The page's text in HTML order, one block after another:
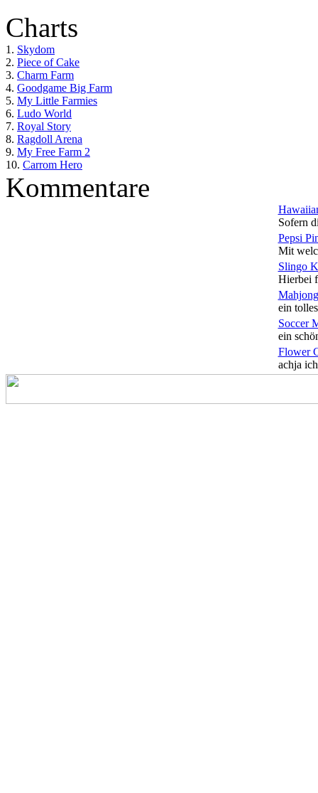
Charts
1. Skydom
2. Piece of Cake
3. Charm Farm
4. Goodgame Big Farm
5. My Little Farmies
6. Ludo World
7. Royal Story
8. Ragdoll Arena
9. My Free Farm 2
10. Carrom Hero
Kommentare
Sofern
Pepsi
Mit
Slingo
Hierbei
ein
Soccer
ein
Flower
achja